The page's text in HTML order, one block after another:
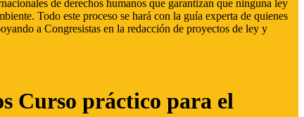
de derechos humanos que garantizan que ninguna ley
Todo este proceso se hará con la guía experta de quienes
a Congresistas en la redacción de proyectos de ley y
Curso práctico para el